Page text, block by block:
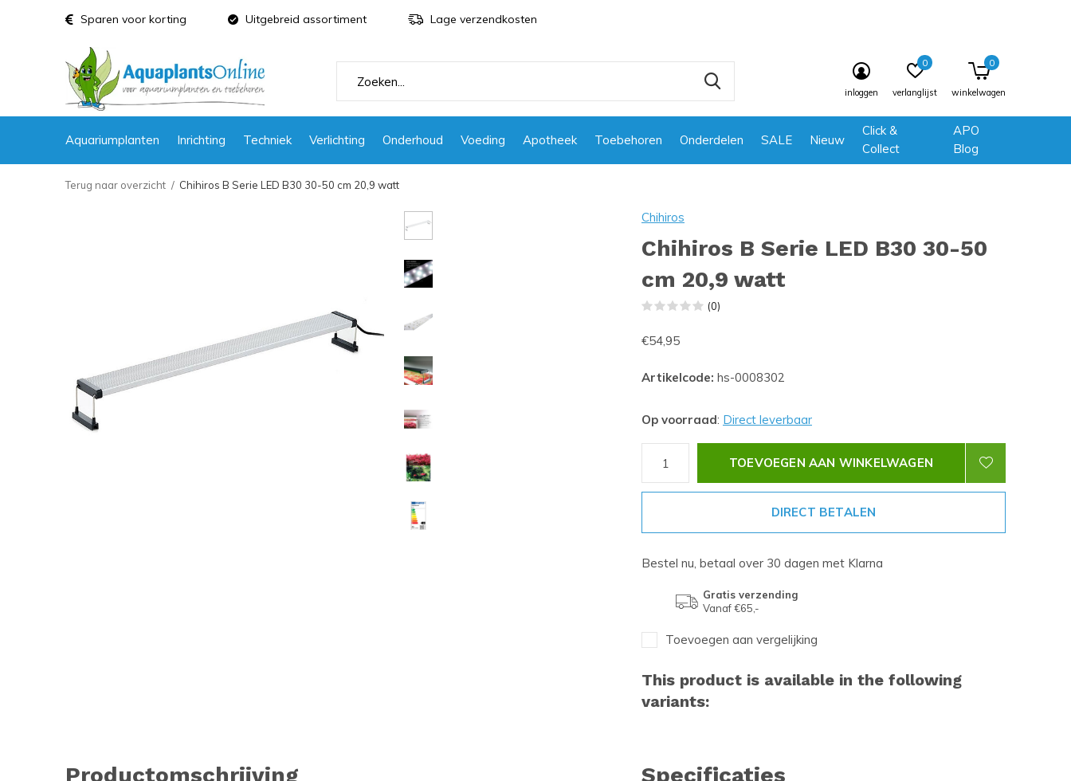
Aquariumplanten Inrichting Techniek Verlichting Onderhoud Voeding Apotheek Toebehoren Onderdelen SALE Nieuw
Click &
Collect
APO
Blog
inloggen verlanglijst
0
winkelwagen
0
Sparen voor korting Uitgebreid assortiment Lage verzendkosten
Terug naar overzicht Chihiros B Serie LED B30 30-50 cm 20,9 watt
Chihiros
Chihiros B Serie LED B30 30-50
cm 20,9 watt
(0)
€54,95
Artikelcode: hs-0008302
Op voorraad: Direct leverbaar
TOEVOEGEN AAN WINKELWAGEN
DIRECT BETALEN
Bestel nu, betaal over 30 dagen met Klarna
Gratis verzending
Vanaf €65,-
Toevoegen aan vergelijking
This product is available in the following
variants:
Productomschrijving Specificaties